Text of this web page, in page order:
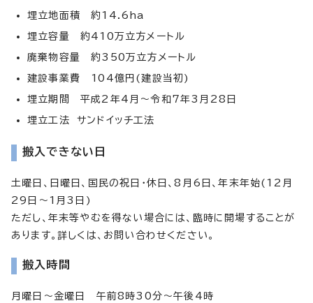
埋立地面積 約14.6ha
埋立容量 約410万立方メートル
廃棄物容量 約350万立方メートル
建設事業費 104億円(建設当初)
埋立期間 平成2年4月～令和7年3月28日
埋立工法 サンドイッチ工法
搬入できない日
土曜日、日曜日、国民の祝日・休日、8月6日、年末年始(12月
29日～1月3日)
ただし、年末等やむを得ない場合には、臨時に開場することが
あります。詳しくは、お問い合わせください。
搬入時間
月曜日～金曜日 午前8時30分～午後4時